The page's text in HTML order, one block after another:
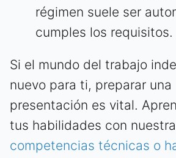
régimen suele ser
cumples los requisitos.
Si el mundo del trabajo
nuevo para ti, preparar una
presentación es vital.
tus habilidades con
competencias técnicas o